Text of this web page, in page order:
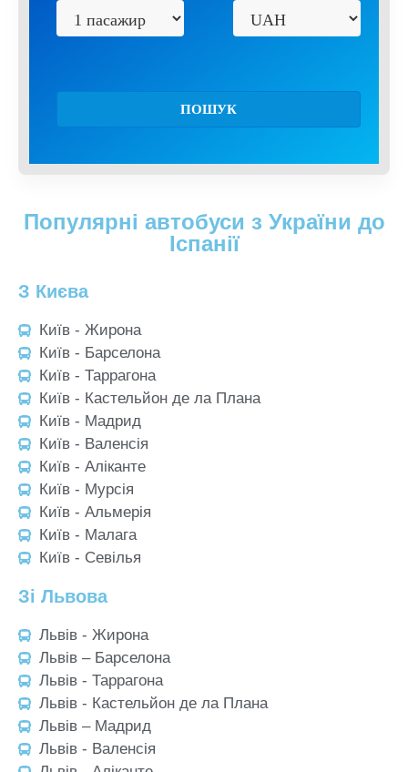
ПОШУК
Популярні автобуси з України до
Іспанії
З Києва
Київ - Жирона
Київ - Барселона
Київ - Таррагона
Київ - Кастельйон де ла Плана
Київ - Мадрид
Київ - Валенсія
Київ - Аліканте
Київ - Мурсія
Київ - Альмерія
Київ - Малага
Київ - Севілья
Зі Львова
Львів - Жирона
Львів – Барселона
Львів - Таррагона
Львів - Кастельйон де ла Плана
Львів – Мадрид
Львів - Валенсія